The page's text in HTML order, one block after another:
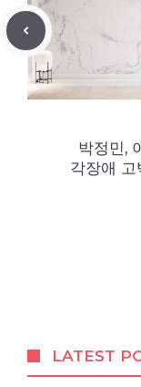
박정민,
각장애 고
LATEST